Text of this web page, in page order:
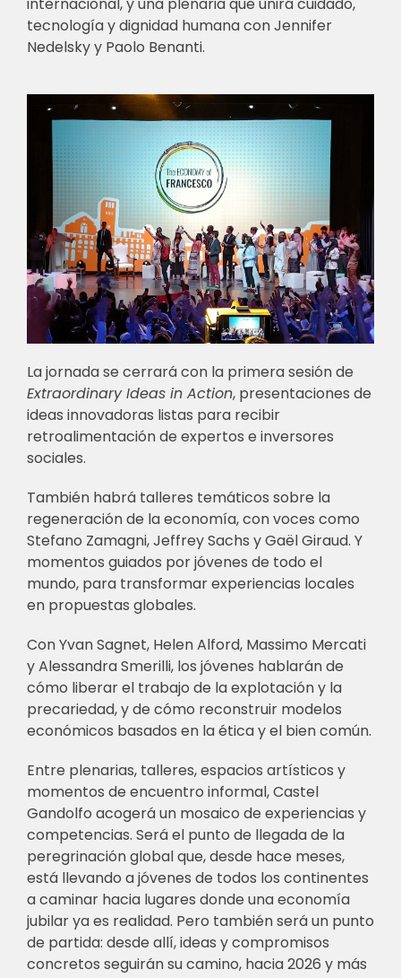
tecnología y dignidad humana con Jennifer
Nedelsky y Paolo Benanti.
La jornada se cerrará con la primera sesión de
Extraordinary Ideas in Action, presentaciones de
ideas innovadoras listas para recibir
retroalimentación de expertos e inversores
sociales.
También habrá talleres temáticos sobre la
regeneración de la economía, con voces como
Stefano Zamagni, Jeffrey Sachs y Gaël Giraud. Y
momentos guiados por jóvenes de todo el
mundo, para transformar experiencias locales
en propuestas globales.
Con Yvan Sagnet, Helen Alford, Massimo Mercati
y Alessandra Smerilli, los jóvenes hablarán de
cómo liberar el trabajo de la explotación y la
precariedad, y de cómo reconstruir modelos
económicos basados en la ética y el bien común.
Entre plenarias, talleres, espacios artísticos y
momentos de encuentro informal, Castel
Gandolfo acogerá un mosaico de experiencias y
competencias. Será el punto de llegada de la
peregrinación global que, desde hace meses,
está llevando a jóvenes de todos los continentes
a caminar hacia lugares donde una economía
jubilar ya es realidad. Pero también será un punto
de partida: desde allí, ideas y compromisos
concretos seguirán su camino, hacia 2026 y más